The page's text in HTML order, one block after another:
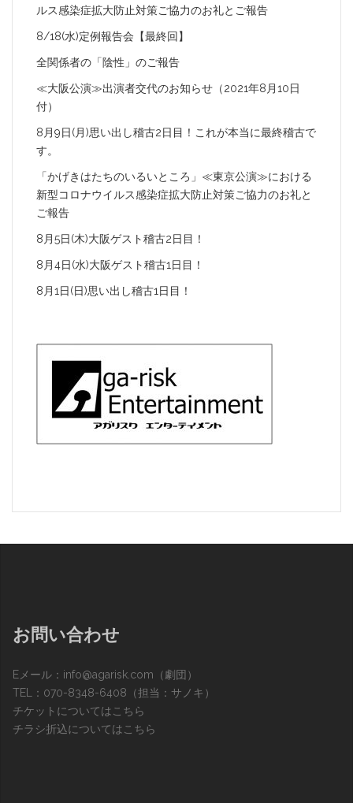
ルス感染症拡大防止対策ご協力のお礼とご報告
8/18(水)定例報告会【最終回】
全関係者の「陰性」のご報告
≪大阪公演≫出演者交代のお知らせ（2021年8月10日
付）
8月9日(月)思い出し稽古2日目！これが本当に最終稽古で
す。
「かげきはたちのいるいところ」≪東京公演≫における
新型コロナウイルス感染症拡大防止対策ご協力のお礼と
ご報告
8月5日(木)大阪ゲスト稽古2日目！
8月4日(水)大阪ゲスト稽古1日目！
8月1日(日)思い出し稽古1日目！
お問い合わせ
Eメール： info@agarisk.com （劇団）
TEL：070-8348-6408（担当：サノキ）
チケットについてはこちら
チラシ折込についてはこちら